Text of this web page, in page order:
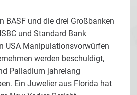
BASF und die drei Großbanken
und Standard Bank
USA Manipulationsvorwürfen
werden beschuldigt,
Palladium jahrelang
Ein Juwelier aus Florida hat